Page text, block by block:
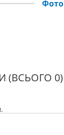
Фото
(ВСЬОГО 0)